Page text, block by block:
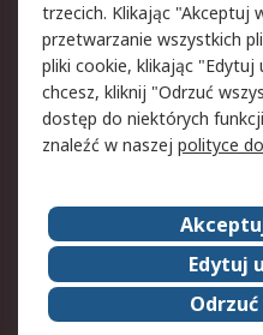
Bezpieczeństwo e-
maila
Polityka prywatności
Zastrzeżenia prawne
O firmie RS
Kariera
ESG
trzecich. Klikając "Akceptuj
przetwarzanie wszystkich
pliki cookie, klikając "Edytuj
chcesz, kliknij "Odrzuć
dostęp do niektórych
znaleźć w naszej polityce
Edytuj